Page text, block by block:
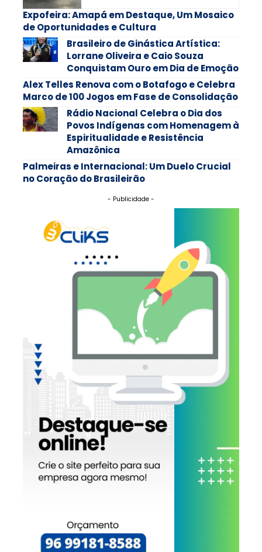
Expofeira: Amapá em Destaque, Um Mosaico
de Oportunidades e Cultura
Brasileiro de Ginástica Artística:
Lorrane Oliveira e Caio Souza
Conquistam Ouro em Dia de Emoção
Alex Telles Renova com o Botafogo e Celebra
Marco de 100 Jogos em Fase de Consolidação
Rádio Nacional Celebra o Dia dos
Povos Indígenas com Homenagem à
Espiritualidade e Resistência
Amazônica
Palmeiras e Internacional: Um Duelo Crucial
no Coração do Brasileirão
- Publicidade -